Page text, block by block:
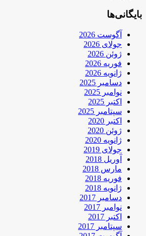
بایگانی‌ها
آگوست 2026
جولای 2026
ژوئن 2026
فوریه 2026
ژانویه 2026
دسامبر 2025
نوامبر 2025
اکتبر 2025
سپتامبر 2025
اکتبر 2020
ژوئن 2020
ژانویه 2020
جولای 2019
آوریل 2018
مارس 2018
فوریه 2018
ژانویه 2018
دسامبر 2017
نوامبر 2017
اکتبر 2017
سپتامبر 2017